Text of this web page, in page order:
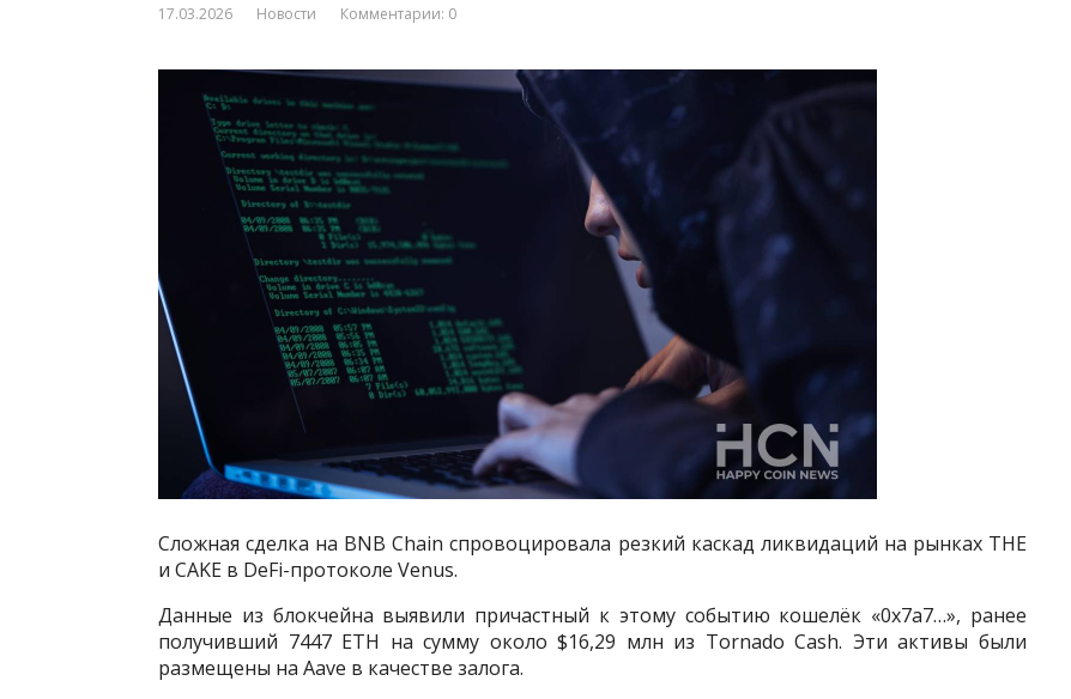
17.03.2026 Новости Комментарии: 0
Сложная сделка на BNB Chain спровоцировала резкий каскад ликвидаций на рынках THE
и CAKE в DeFi-протоколе Venus.
Данные из блокчейна выявили причастный к этому событию кошелёк «0x7a7…», ранее
получивший 7447 ETH на сумму около $16,29 млн из Tornado Cash. Эти активы были
размещены на Aave в качестве залога.